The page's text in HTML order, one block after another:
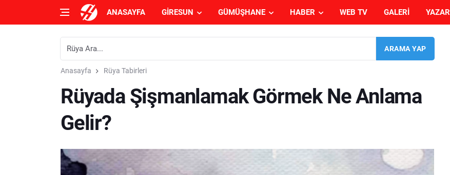
ANASAYFA GIRESUN GÜMÜŞHANE HABER WEB TV GALERI YAZAR
Anasayfa Rüya Tabirleri
Rüyada Şişmanlamak Görmek Ne Anlama
Gelir?